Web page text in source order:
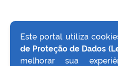
VOLTAR AO
Este portal utiliza
de Proteção de Dados
melhorar sua